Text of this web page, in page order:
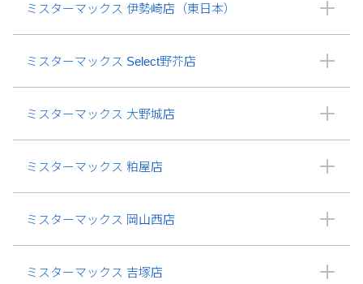
ミスターマックス 伊勢崎店（東日本）
ミスターマックス Select野芥店
ミスターマックス 大野城店
ミスターマックス 粕屋店
ミスターマックス 岡山西店
ミスターマックス 吉塚店